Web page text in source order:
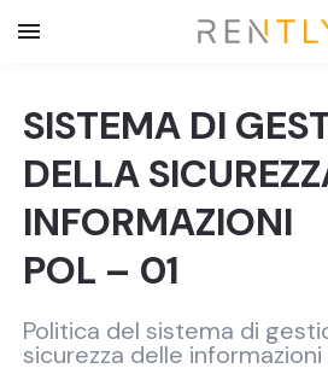
SISTEMA DI
DELLA
INFORMAZIONI
POL – 01
Politica del sistema di
sicurezza delle informazioni